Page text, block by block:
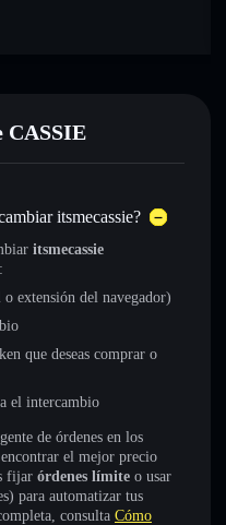
CASSIE
itsmecassie?
itsmecassie
:
extensión del navegador)
que deseas comprar o
el intercambio
de órdenes en los
el mejor precio
fijar órdenes límite o usar
para automatizar tus
consulta Cómo